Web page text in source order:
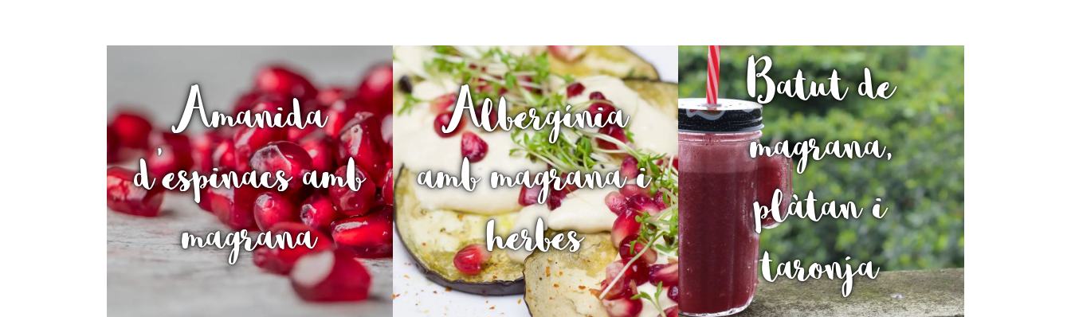
Amanida
d'espinacs amb
magrana
Albergínia
amb magrana i
herbes
Batut de
magrana,
plàtan i
taronja